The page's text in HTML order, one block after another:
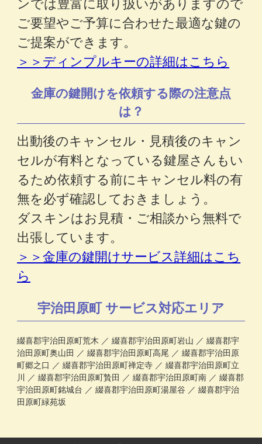
ご要望やご予算に合わせた最適な鍵の
ご提案ができます。
＞＞ディンプルキーの詳細はこちら
金庫の鍵開けを依頼する際の注意点
は？
出動後のキャンセル・見積後のキャン
セルが有料となっている鍵屋さんもい
るため依頼する前にキャンセル料の有
無を必ず確認しておきましょう。
ダスキンはお見積・ご相談から無料で
出張しています。
＞＞金庫の鍵開けサービス詳細はこち
ら
宇治田原町 サービス対応エリア
綴喜郡宇治田原町荒木 綴喜郡宇治田原町岩山
綴喜郡宇
治田原町奥山田
綴喜郡宇治田原町高尾
綴喜郡宇治田原
町郷之口
綴喜郡宇治田原町禅定寺
綴喜郡宇治田原町立
川
綴喜郡宇治田原町贄田 綴喜郡宇治田原町南
綴喜郡
宇治田原町銘城台
綴喜郡宇治田原町湯屋谷
綴喜郡宇治
田原町緑苑坂